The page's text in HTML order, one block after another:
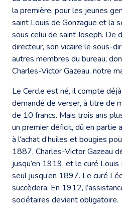
la première, pour les jeunes
saint Louis de Gonzague et la
sous celui de saint Joseph. De
directeur, son vicaire le sous-
autres membres du bureau,
Charles-Victor Gazeau, notre
Le Cercle est né, il compte
demandé de verser, à titre de
de 10 francs. Mais trois ans
un premier déficit, dû en partie
à l’achat d’huiles et bougies
1887, Charles-Victor Gazeau
jusqu’en 1919, et le curé
seul jusqu’en 1897. Le curé
succèdera. En 1912,
sociétaires devient obligatoire.